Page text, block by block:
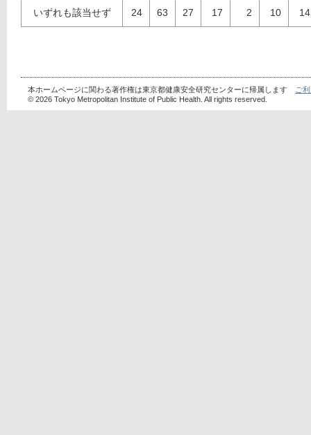
いずれも該当せず 24 63 27 17 2 10 14
本ホームページに関わる著作権は東京都健康安全研究センターに帰属します
ご
© 2026 Tokyo Metropolitan Institute of Public Health. All rights reserved.